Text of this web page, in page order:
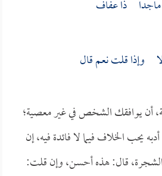
ذا عفاف
وإذا قلت نعم قال
أن يوافقك الشخص في غير معصية؛
يحب الخلاف فيما لا فائدة فيه، إن
قال: هذه أحسن، وإن قلت: